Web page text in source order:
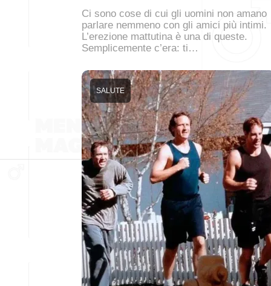
Ci sono cose di cui gli uomini non amano
parlare nemmeno con gli amici più intimi.
L’erezione mattutina è una di queste.
Semplicemente c’era: ti…
SALUTE